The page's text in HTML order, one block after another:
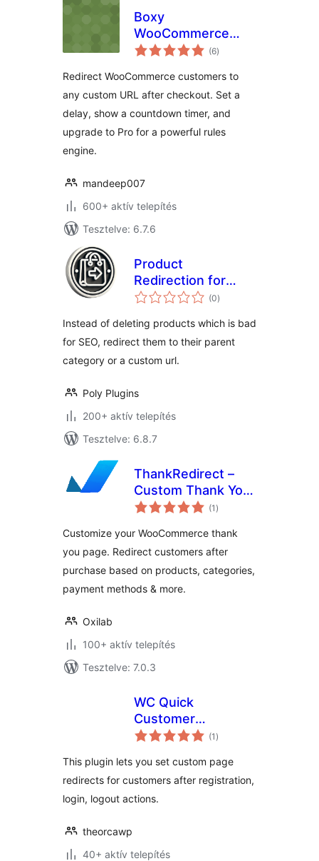
Boxy
WooCommerce
Custom Redirect
(6értékelés
összesen
)
Redirect WooCommerce customers to
any custom URL after checkout. Set a
delay, show a countdown timer, and
upgrade to Pro for a powerful rules
engine.
mandeep007
600+ aktív telepítés
Tesztelve: 6.7.6
Product
Redirection for
WooCommerce
(0értékelés
összesen
)
Instead of deleting products which is bad
for SEO, redirect them to their parent
category or a custom url.
Poly Plugins
200+ aktív telepítés
Tesztelve: 6.8.7
ThankRedirect –
Custom Thank You
Pages for
(1 értékelés
összesen
)
Customize your WooCommerce thank
you page. Redirect customers after
purchase based on products, categories,
payment methods & more.
Oxilab
100+ aktív telepítés
Tesztelve: 7.0.3
WC Quick
Customer
Redirects
(1 értékelés
összesen
)
This plugin lets you set custom page
redirects for customers after registration,
login, logout actions.
theorcawp
40+ aktív telepítés